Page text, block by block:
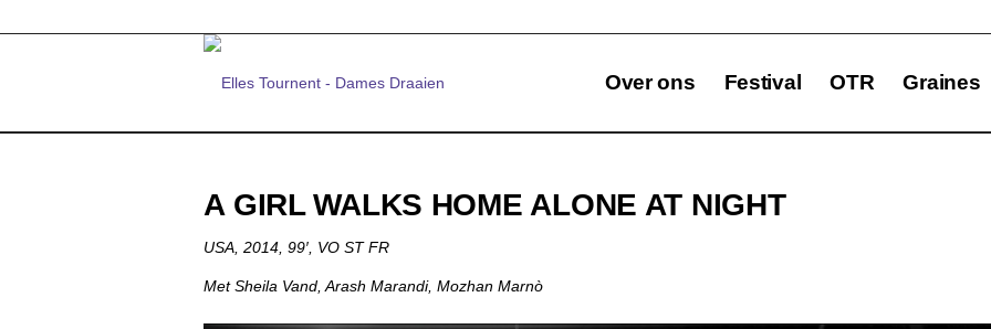
Over ons Festival OTR Graines
A GIRL WALKS HOME ALONE AT NIGHT
USA, 2014, 99′, VO ST FR
Met Sheila Vand, Arash Marandi, Mozhan Marnò